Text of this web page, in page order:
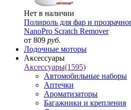
Нет в наличии
Полироль для фар и
NanoPro Scratch Remover
от 809 руб.
Лодочные моторы
Аксессуары
Аксессуары(1595)
Автомобильные наборы
Аптечки
Ароматизаторы
Багажники и крепления